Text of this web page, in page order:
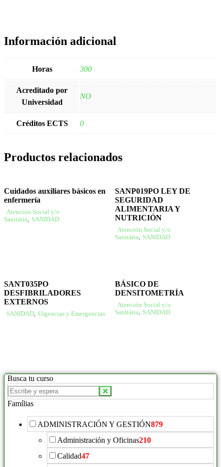
Información adicional
Horas 300
Acreditado por
Universidad
NO
Créditos ECTS 0
Productos relacionados
Cuidados auxiliares básicos en
enfermería
Atención Social y/o
Sanitária
SANIDAD
SANP019PO LEY DE
SEGURIDAD
ALIMENTARIA Y
NUTRICIÓN
Atención Social y/o
Sanitária
SANIDAD
SANT035PO
DESFIBRILADORES
EXTERNOS
SANIDAD, Urgencias y Emergencias
BÁSICO DE
DENSITOMETRÍA
Atención Social y/o
Sanitária, SANIDAD
Busca tu curso
Famílias
ADMINISTRACIÓN Y GESTIÓN879
Administración y Oficinas210
Calidad47